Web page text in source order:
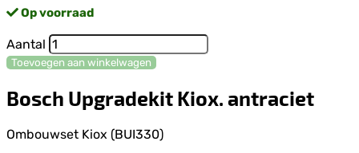
Op voorraad
Aantal
Toevoegen aan winkelwagen
Bosch Upgradekit Kiox. antraciet
Ombouwset Kiox (BUI330)